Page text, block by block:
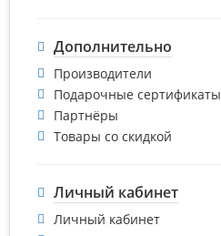
Дополнительно
Производители
Подарочные сертификаты
Партнёры
Товары со скидкой
Личный кабинет
Личный кабинет